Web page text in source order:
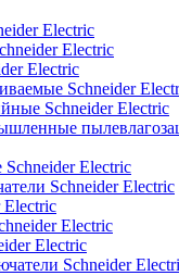
Electric
Electric
Electric
Schneider
Schneider Electric
Electric
Schneider Electric
Electric
Electric
Electric
Schneider